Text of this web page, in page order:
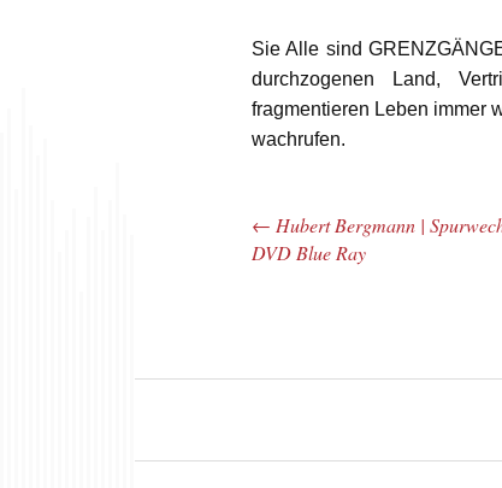
Sie Alle sind
durchzogenen Land,
fragmentieren Leben immer
wachrufen.
DVD Blue Ray
|
Post navigation
← Hubert Bergmann |
DVD Blue Ray